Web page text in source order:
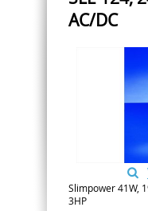
AC/DC
Slimpower 41W,
3HP